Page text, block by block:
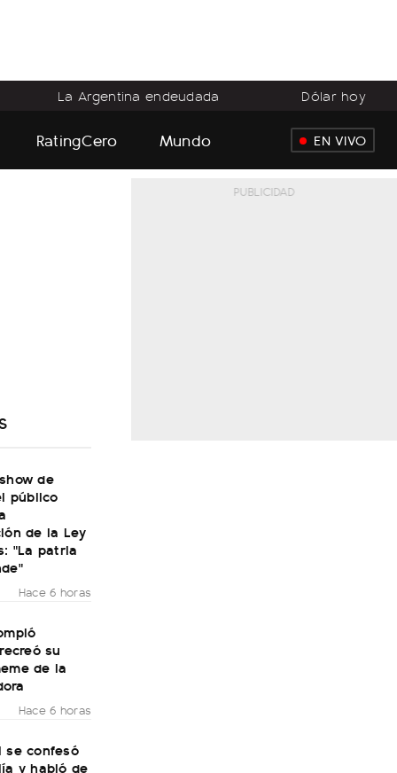
La Argentina endeudada Dólar hoy
RatingCero Mundo EN VIVO
de
público
de la Ley
"La patria
Hace 6 horas
su
de la
Hace 6 horas
se confesó
y habló de